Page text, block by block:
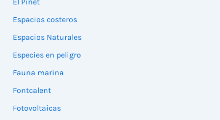
Espacios costeros
Espacios Naturales
Especies en peligro
Fauna marina
Fontcalent
Fotovoltaicas